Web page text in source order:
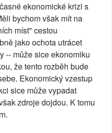
ekonomické krizi s
bychom však mít na
míst" cestou
jako ochota utrácet
-- může sice ekonomiku
že tento rozběh bude
Ekonomický vzestup
sice může vypadat
zdroje dojdou. K tomu